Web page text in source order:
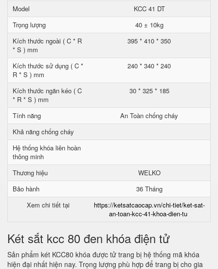
Model
KCC 41 DT
Trọng lượng
40 ± 10kg
Kích thước ngoài ( C * R
* S ) mm
395 * 410 * 350
Kích thước sử dụng ( C *
R * S ) mm
240 * 340 * 240
Kích thước ngăn kéo ( C
* R * S ) mm
30 * 325 * 185
Tính năng
An Toàn chống cháy
Khả năng chống cháy
Hệ thống khóa liên hoàn
thông minh
Thương hiệu
WELKO
Bảo hành
36 Tháng
Xem chi tiết tại
https://ketsatcaocap.vn/chi-tiet/ket-sat-
an-toan-kcc-41-khoa-dien-tu
Két sắt kcc 80 đen khóa điện tử
Sản phẩm két KCC80 khóa được tử trang bị hệ thống mã khóa
hiện đại nhất hiện nay. Trọng lượng phù hợp để trang bị cho gia